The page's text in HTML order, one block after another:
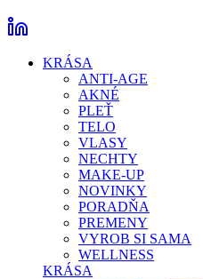
KRÁSA
ANTI-AGE
AKNÉ
PLEŤ
TELO
VLASY
NECHTY
MAKE-UP
NOVINKY
PORADŇA
PREMENY
VYROB SI SAMA
WELLNESS
KRÁSA